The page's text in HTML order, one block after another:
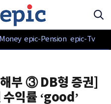
epic-Pension epic-Tv
부 ③ DB형 증권]
익률 ‘good’